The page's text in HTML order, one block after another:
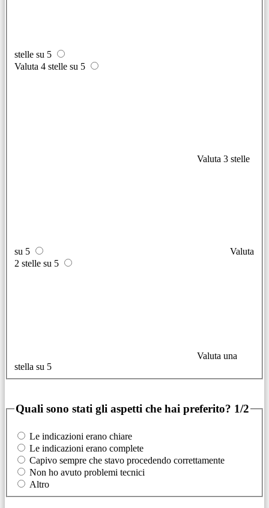
stelle su 5
Valuta 4 stelle su 5
Valuta 3 stelle
su 5
Valuta
2 stelle su 5
Valuta una
stella su 5
Quali sono stati gli aspetti che hai preferito? 1/2
Le indicazioni erano chiare
Le indicazioni erano complete
Capivo sempre che stavo procedendo correttamente
Non ho avuto problemi tecnici
Altro